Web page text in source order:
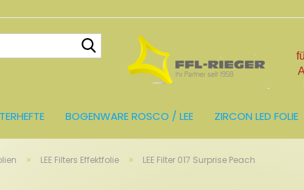
BOGENWARE ROSCO / LEE ZIRCON LED FOLIE
» LEE Filters Effektfolie » LEE Filter 017 Surprise Peach